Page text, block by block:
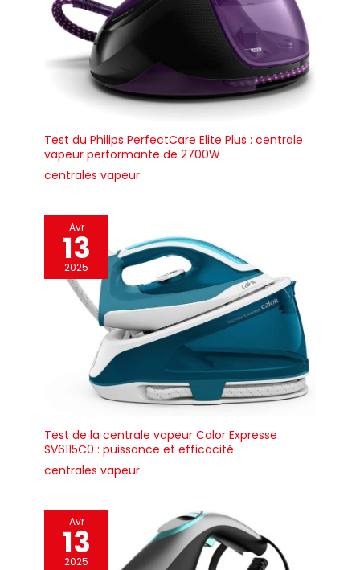
Test du Philips PerfectCare Elite Plus : centrale
vapeur performante de 2700W
centrales vapeur
Avr
13
2025
Test de la centrale vapeur Calor Expresse
SV6115C0 : puissance et efficacité
centrales vapeur
Avr
13
2025